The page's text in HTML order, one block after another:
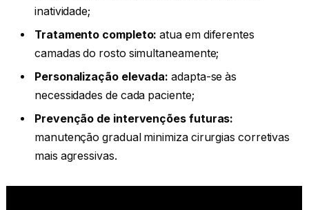
inatividade;
Tratamento completo: atua em diferentes
camadas do rosto simultaneamente;
Personalização elevada:adapta-se às
necessidades de cada paciente;
Prevenção de intervenções futuras:
manutenção gradual minimiza cirurgias corretivas
mais agressivas.